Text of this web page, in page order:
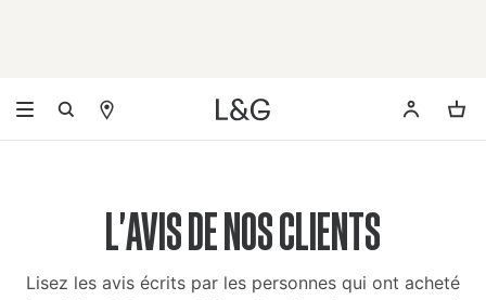
L'AVIS DE NOS CLIENTS
Lisez les avis écrits par les personnes qui ont acheté